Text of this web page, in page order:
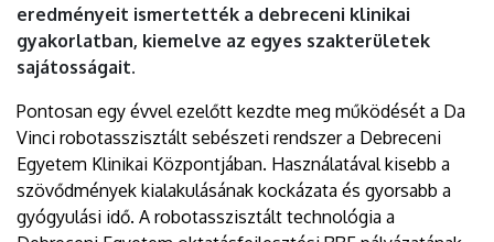
eredményeit ismertették a debreceni klinikai
gyakorlatban, kiemelve az egyes szakterületek
sajátosságait.
Pontosan egy évvel ezelőtt kezdte meg működését a Da
Vinci robotasszisztált sebészeti rendszer a Debreceni
Egyetem Klinikai Központjában. Használatával kisebb a
szövődmények kialakulásának kockázata és gyorsabb a
gyógyulási idő. A robotasszisztált technológia a